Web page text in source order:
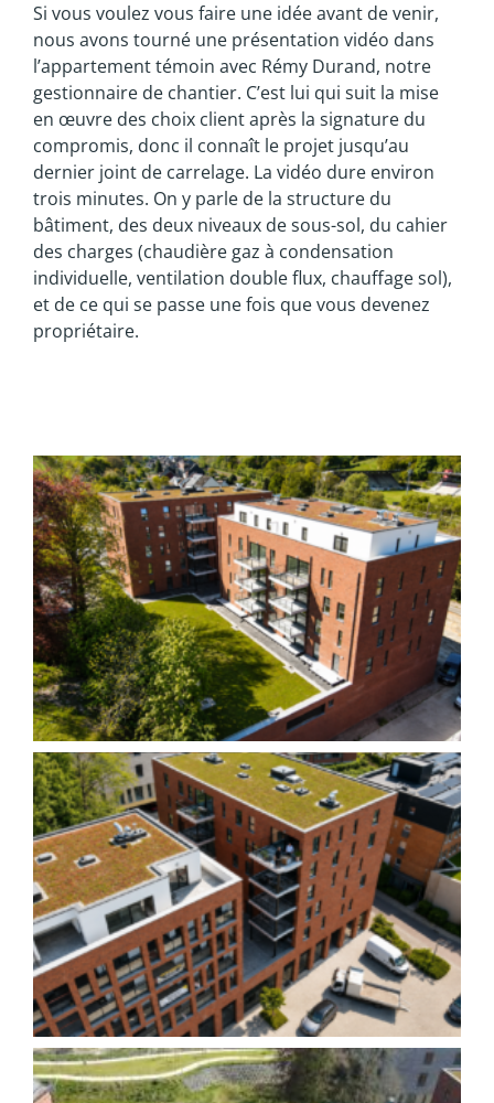
Si vous voulez vous faire une idée avant de venir,
nous avons tourné une présentation vidéo dans
l’appartement témoin avec Rémy Durand, notre
gestionnaire de chantier. C’est lui qui suit la mise
en œuvre des choix client après la signature du
compromis, donc il connaît le projet jusqu’au
dernier joint de carrelage. La vidéo dure environ
trois minutes. On y parle de la structure du
bâtiment, des deux niveaux de sous-sol, du cahier
des charges (chaudière gaz à condensation
individuelle, ventilation double flux, chauffage sol),
et de ce qui se passe une fois que vous devenez
propriétaire.